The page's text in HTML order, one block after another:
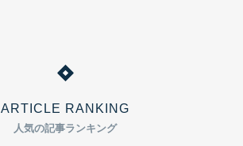
ARTICLE RANKING
人気の記事ランキング